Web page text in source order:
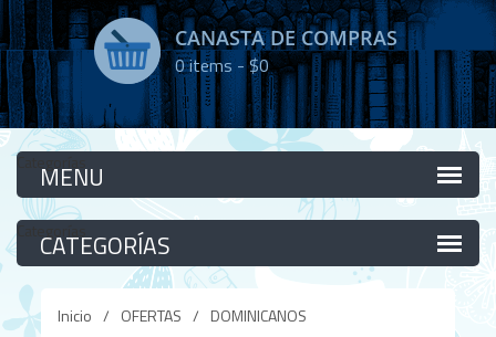
CANASTA DE COMPRAS
0items -$0
Categorías
Categorías
Inicio / OFERTAS / DOMINICANOS